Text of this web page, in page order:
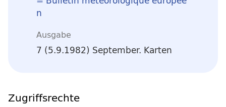
n
Ausgabe
7 (5.9.1982) September. Karten
Zugriffsrechte